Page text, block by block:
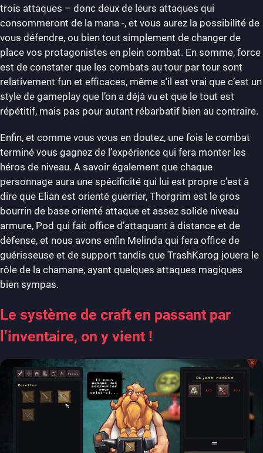
trois attaques – donc deux de leurs attaques qui
consommeront de la mana -, et vous aurez la possibilité de
vous défendre, ou bien tout simplement de changer de
place vos protagonistes en plein combat. En somme, force
est de constater que les combats au tour par tour sont
relativement fun et efficaces, même s’il est vrai que c’est un
style de gameplay que l’on a déjà vu et que le tout est
répétitif, mais pas pour autant rébarbatif bien au contraire.
Enfin, et comme vous vous en doutez, une fois le combat
terminé vous gagnez de l’expérience qui fera monter les
héros de niveau. A savoir également que chaque
personnage aura une spécificité qui lui est propre c’est à
dire que Elian est orienté guerrier, Thorgrim est le gros
bourrin de base orienté attaque et assez solide niveau
armure, Pod qui fait office d’attaquant à distance et de
défense, et nous avons enfin Melinda qui fera office de
guérisseuse et de support tandis que TrashKarog jouera le
rôle de la chamane, ayant quelques attaques magiques
bien sympas.
Le système de craft en passant par
l’inventaire, on y vient !